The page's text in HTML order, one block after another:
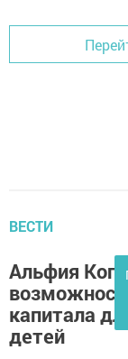
ВЕСТИ
Альфия
капитала
детей